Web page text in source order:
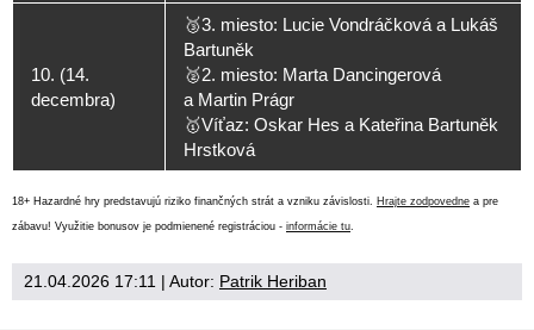
10. (14.
decembra)
🥉3. miesto: Lucie Vondráčková a Lukáš
Bartuněk
🥈2. miesto: Marta Dancingerová
a Martin Prágr
🥇Víťaz: Oskar Hes a Kateřina Bartuněk
Hrstková
18+ Hazardné hry predstavujú riziko finančných strát a vzniku závislosti. Hrajte zodpovedne a pre
zábavu! Využitie bonusov je podmienené registráciou - informácie tu
21.04.2026 17:11 | Autor: Patrik Heriban